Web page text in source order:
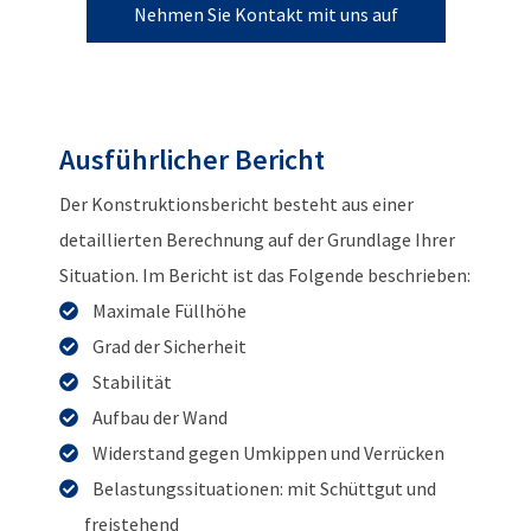
Nehmen Sie Kontakt mit uns auf
Ausführlicher Bericht
Der Konstruktionsbericht besteht aus einer
detaillierten Berechnung auf der Grundlage Ihrer
Situation. Im Bericht ist das Folgende beschrieben:
Maximale Füllhöhe
Grad der Sicherheit
Stabilität
Aufbau der Wand
Widerstand gegen Umkippen und Verrücken
Belastungssituationen: mit Schüttgut und
freistehend